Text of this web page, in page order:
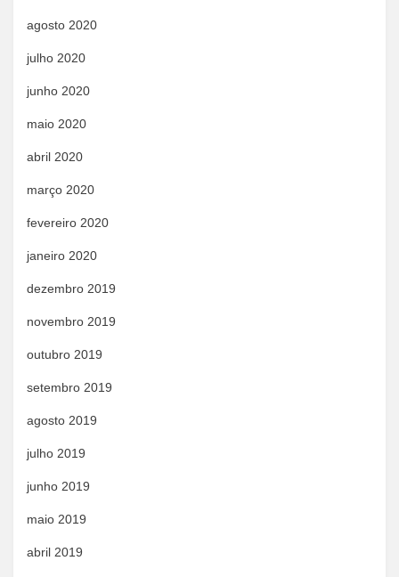
agosto 2020
julho 2020
junho 2020
maio 2020
abril 2020
março 2020
fevereiro 2020
janeiro 2020
dezembro 2019
novembro 2019
outubro 2019
setembro 2019
agosto 2019
julho 2019
junho 2019
maio 2019
abril 2019